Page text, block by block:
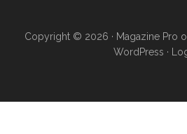
Copyright © 2026 · Magazine Pro
WordPress ·